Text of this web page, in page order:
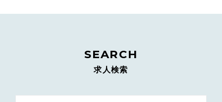
SEARCH
求人検索